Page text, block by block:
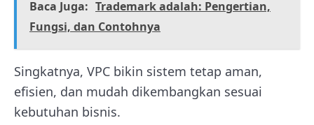
Baca Juga: Trademark adalah: Pengertian,
Fungsi, dan Contohnya
Singkatnya, VPC bikin sistem tetap aman,
efisien, dan mudah dikembangkan sesuai
kebutuhan bisnis.